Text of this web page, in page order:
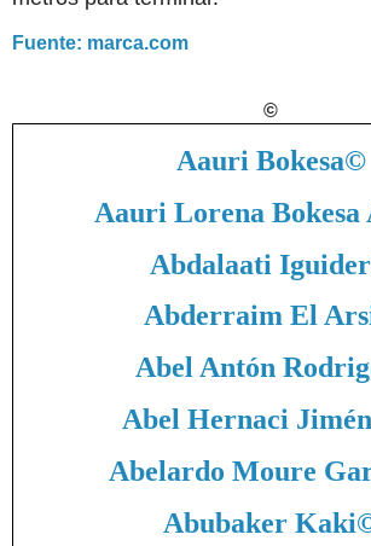
Fuente: marca.com
©
Aauri Bokesa©
Aauri Lorena Bokesa
Abdalaati Iguider
Abderraim El
Abel Antón
Abel Hernaci
Abelardo Moure
Abubaker Kaki